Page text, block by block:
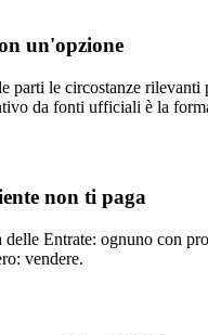
un'opzione
parti le circostanze
da fonti ufficiali è la
non ti paga
Entrate: ognuno con
vendere.